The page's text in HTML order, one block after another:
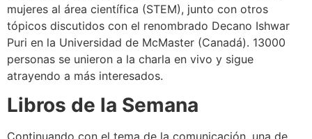
mujeres al área científica (STEM), junto con otros
tópicos discutidos con el renombrado Decano Ishwar
Puri en la Universidad de McMaster (Canadá). 13000
personas se unieron a la charla en vivo y sigue
atrayendo a más interesados.
Libros de la Semana
Continuando con el tema de la comunicación, una de